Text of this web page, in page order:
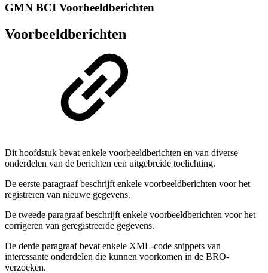
GMN BCI Voorbeeldberichten
Voorbeeldberichten
Dit hoofdstuk bevat enkele voorbeeldberichten en van diverse
onderdelen van de berichten een uitgebreide toelichting.
De eerste paragraaf beschrijft enkele voorbeeldberichten voor het
registreren van nieuwe gegevens.
De tweede paragraaf beschrijft enkele voorbeeldberichten voor het
corrigeren van geregistreerde gegevens.
De derde paragraaf bevat enkele XML-code snippets van
interessante onderdelen die kunnen voorkomen in de BRO-
verzoeken.